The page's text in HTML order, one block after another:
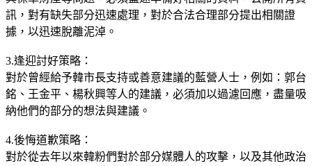
訊，對有缺失部分迅速處理，對於合法合理部分提出相關證
據，以迅速脫離泥淖。
3.逢迎討好策略：
對於曾經給予韓市長支持或善意建議的藍營人士，例如：郭台
銘、王金平、楊秋興等人的建議，必須加以過濾回應，盡量吸
納他們的部分的想法與建議。
4.後悔道歉策略：
對於從去年以來韓粉們對於部分媒體人的攻擊，以及其他政治